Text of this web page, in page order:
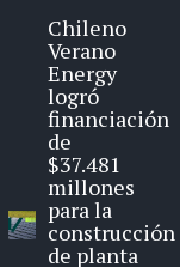
Chileno
Verano
Energy
logró
financiación
de
$37.481
millones
para la
construcción
de planta